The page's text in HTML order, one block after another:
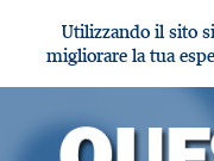
Utilizzando il sito
migliorare la tua